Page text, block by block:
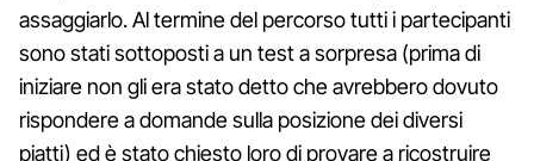
assaggiarlo. Al termine del percorso tutti i partecipanti
sono stati sottoposti a un test a sorpresa (prima di
iniziare non gli era stato detto che avrebbero dovuto
rispondere a domande sulla posizione dei diversi
piatti) ed è stato chiesto loro di provare a ricostruire